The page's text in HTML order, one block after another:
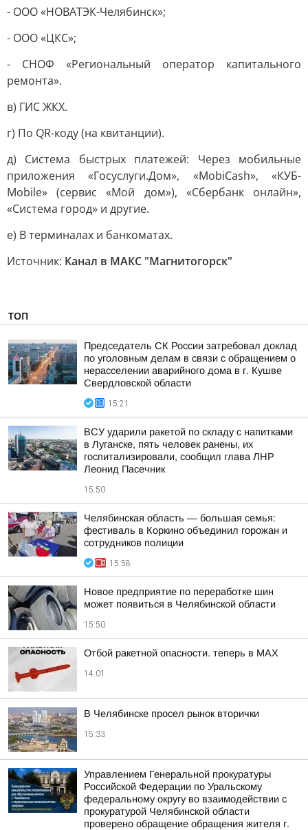
- ООО «НОВАТЭК-Челябинск»;
- ООО «ЦКС»;
- СНОФ «Региональный оператор капитального
ремонта».
в) ГИС ЖКХ.
г) По QR-коду (на квитанции).
д) Система быстрых платежей: Через мобильные
приложения «Госуслуги.Дом», «MobiCash», «КУБ-
Mobile» (сервис «Мой дом»), «Сбербанк онлайн»,
«Система город» и другие.
е) В терминалах и банкоматах.
Источник: Канал в МАКС "Магнитогорск"
ТОП
Председатель СК России затребовал доклад
по уголовным делам в связи с обращением о
нерасселении аварийного дома в г. Кушве
Свердловской области
15:21
ВСУ ударили ракетой по складу с напитками
в Луганске, пять человек ранены, их
госпитализировали, сообщил глава ЛНР
Леонид Пасечник
15:50
Челябинская область — большая семья:
фестиваль в Коркино объединил горожан и
сотрудников полиции
15:58
Новое предприятие по переработке шин
может появиться в Челябинской области
15:50
Отбой ракетной опасности. теперь в MAX
14:01
В Челябинске просел рынок вторички
15:33
Управлением Генеральной прокуратуры
Российской Федерации по Уральскому
федеральному округу во взаимодействии с
прокуратурой Челябинской области
проверено обращение обращения жителя г.